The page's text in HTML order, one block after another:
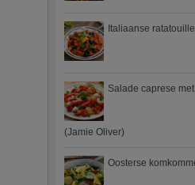
Italiaanse ratatouille
Salade caprese
(Jamie Oliver)
Oosterse